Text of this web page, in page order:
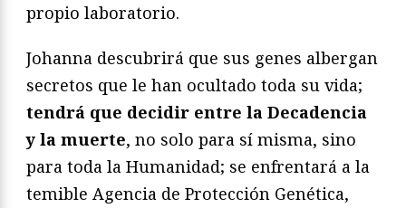
propio laboratorio.
Johanna descubrirá que sus genes albergan
secretos que le han ocultado toda su vida;
tendrá que decidir entre la Decadencia
y la muerte, no solo para sí misma, sino
para toda la Humanidad; se enfrentará a la
temible Agencia de Protección Genética,